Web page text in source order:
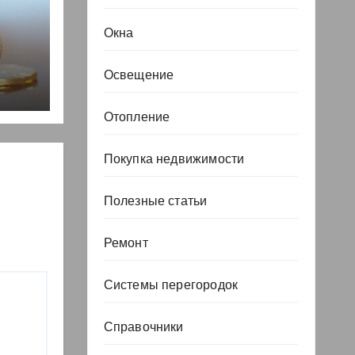
но
Окна
Освещение
Отопление
Покупка недвижимости
Полезные статьи
Ремонт
Системы перегородок
Справочники